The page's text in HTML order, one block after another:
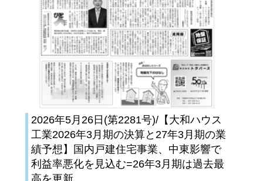
2026年5月26日(第2281号)/【大和ハウス
工業2026年3月期の決算と27年3月期の業
績予想】国内戸建住宅事業、中東影響で
利益率悪化を見込む=26年3月期は過去最
高を更新